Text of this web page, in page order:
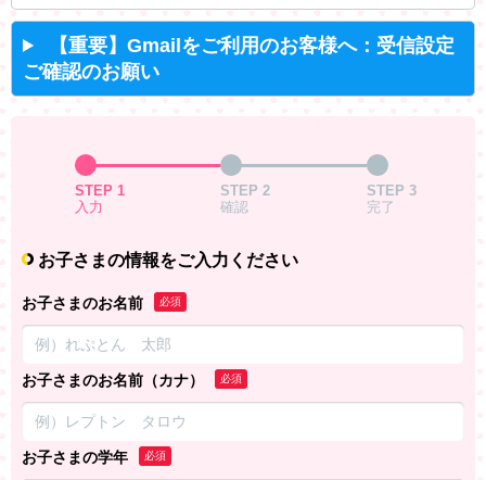
【重要】Gmailをご利用のお客様へ：受信設定
ご確認のお願い
STEP 1
入力
STEP 2
確認
STEP 3
完了
お子さまの情報をご入力ください
お子さまのお名前 必須
お子さまのお名前（カナ） 必須
お子さまの学年 必須